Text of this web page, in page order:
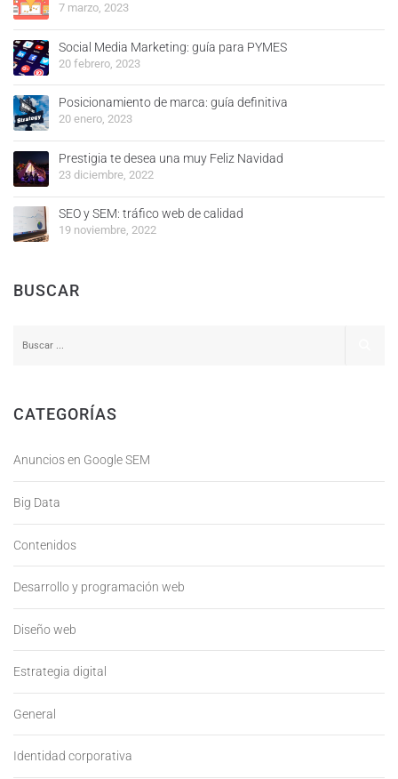
7 marzo, 2023
Social Media Marketing: guía para PYMES
20 febrero, 2023
Posicionamiento de marca: guía definitiva
20 enero, 2023
Prestigia te desea una muy Feliz Navidad
23 diciembre, 2022
SEO y SEM: tráfico web de calidad
19 noviembre, 2022
BUSCAR
CATEGORÍAS
Anuncios en Google SEM
Big Data
Contenidos
Desarrollo y programación web
Diseño web
Estrategia digital
General
Identidad corporativa